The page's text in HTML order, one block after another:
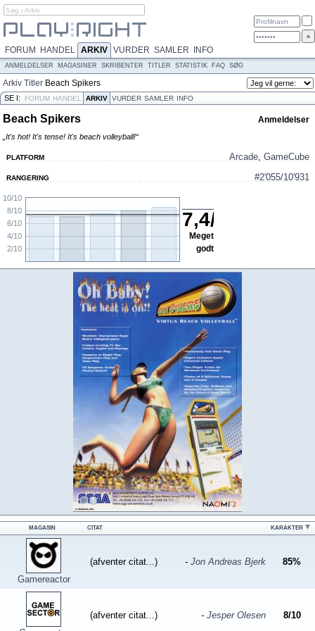
FORUM HANDEL ARKIV VURDER SAMLER INFO
ANMELDELSER MAGASINER SKRIBENTER TITLER STATISTIK FAQ SØG
Arkiv Titler Beach Spikers
SE I: FORUM HANDEL ARKIV VURDER SAMLER INFO
Beach Spikers Anmeldelser
„It's hot! It's tense! It's beach volleyball!“
PLATFORM Arcade, GameCube
RANGERING #2'055/10'931
2/10
4/10
6/10
8/10
10/10
7,4/
Meget
godt
MAGASIN CITAT KARAKTER
Gamereactor
(afventer citat...) - Jon Andreas Bjerk 85%
(afventer citat...) - Jesper Olesen 8/10